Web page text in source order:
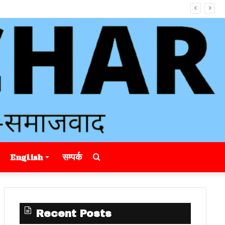
English सम्पर्क Search
for
Recent Posts